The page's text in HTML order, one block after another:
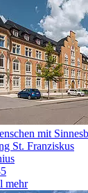
mit
St. Franziskus
mehr